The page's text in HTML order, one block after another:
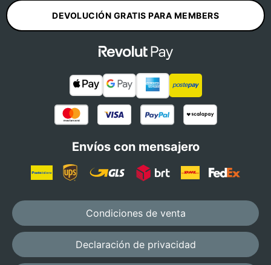
DEVOLUCIÓN GRATIS PARA MEMBERS
Envíos con mensajero
Condiciones de venta
Declaración de privacidad